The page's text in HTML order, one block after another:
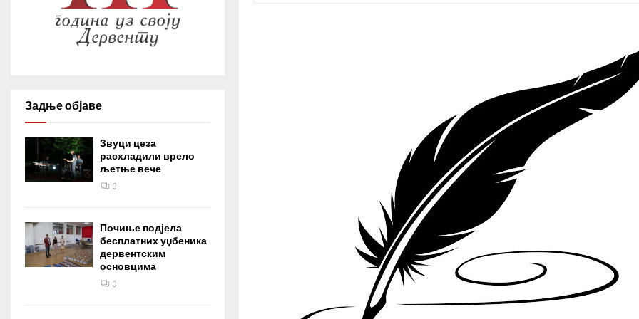
Задње објаве
Звуци цеза
расхладили врело
љетње вече
0
Почиње подјела
бесплатних уџбеника
дервентским
основцима
0